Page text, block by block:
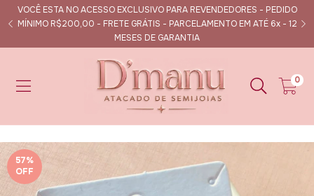
VOCÊ ESTA NO ACESSO EXCLUSIVO PARA REVENDEDORES - PEDIDO
MÍNIMO R$200,00 - FRETE GRÁTIS - PARCELAMENTO EM ATÉ 6x - 12
MESES DE GARANTIA
0
57%
OFF